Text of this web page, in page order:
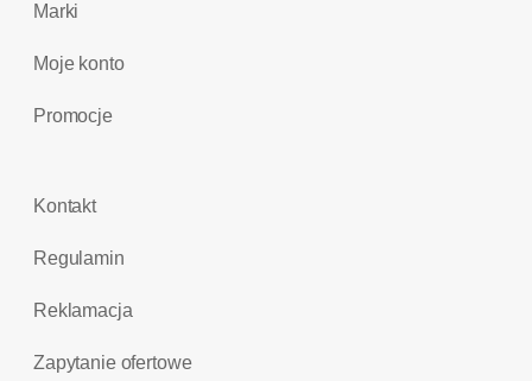
Marki
Moje konto
Promocje
Kontakt
Regulamin
Reklamacja
Zapytanie ofertowe